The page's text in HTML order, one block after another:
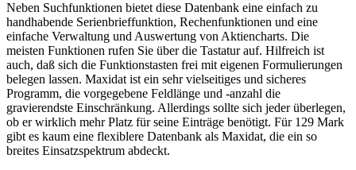
Neben Suchfunktionen bietet diese Datenbank eine einfach zu
handhabende Serienbrieffunktion, Rechenfunktionen und eine
einfache Verwaltung und Auswertung von Aktiencharts. Die
meisten Funktionen rufen Sie über die Tastatur auf. Hilfreich ist
auch, daß sich die Funktionstasten frei mit eigenen Formulierungen
belegen lassen. Maxidat ist ein sehr vielseitiges und sicheres
Programm, die vorgegebene Feldlänge und -anzahl die
gravierendste Einschränkung. Allerdings sollte sich jeder überlegen,
ob er wirklich mehr Platz für seine Einträge benötigt. Für 129 Mark
gibt es kaum eine flexiblere Datenbank als Maxidat, die ein so
breites Einsatzspektrum abdeckt.